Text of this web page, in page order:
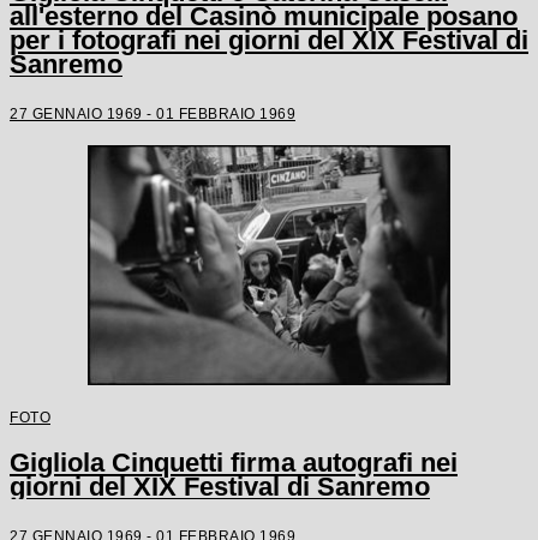
all'esterno del Casinò municipale posano
per i fotografi nei giorni del XIX Festival di
Sanremo
27 GENNAIO 1969 - 01 FEBBRAIO 1969
FOTO
Gigliola Cinquetti firma autografi nei
giorni del XIX Festival di Sanremo
27 GENNAIO 1969 - 01 FEBBRAIO 1969